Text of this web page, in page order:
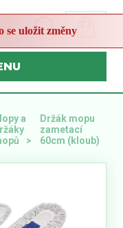
a
Držák mopu
zametací
60cm (kloub)
se uložit změny